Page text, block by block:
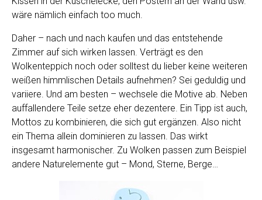
wäre nämlich einfach too much.
Daher – nach und nach kaufen und das entstehende
Zimmer auf sich wirken lassen. Verträgt es den
Wolkenteppich noch oder solltest du lieber keine weiteren
weißen himmlischen Details aufnehmen? Sei geduldig und
variiere. Und am besten – wechsele die Motive ab. Neben
auffallendere Teile setze eher dezentere. Ein Tipp ist auch,
Mottos zu kombinieren, die sich gut ergänzen. Also nicht
ein Thema allein dominieren zu lassen. Das wirkt
insgesamt harmonischer. Zu Wolken passen zum Beispiel
andere Naturelemente gut – Mond, Sterne, Berge…